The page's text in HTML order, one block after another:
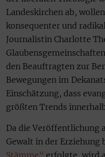
Landeskirchen ab,
konsequenter und
Journalistin Charlotte
den Beauftragten zur
Bewegungen im
Einschätzung, dass
größten Trends
Da die Veröffentlichung
Gewalt in der Erziehung
Stämme“ erfolgte, wird